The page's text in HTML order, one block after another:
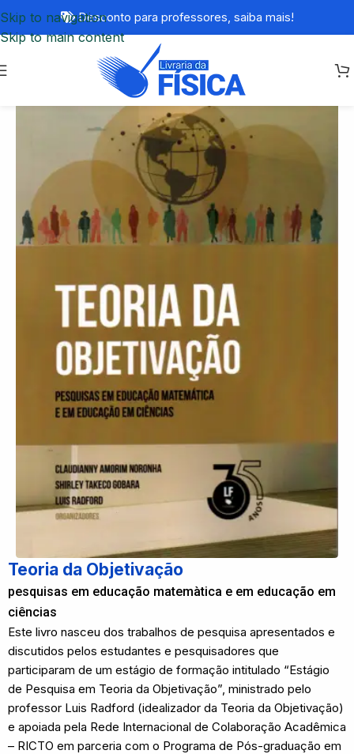
Skip to navigation
Skip to main content
Desconto para professores, saiba mais!
Teoria da Objetivação
pesquisas em educação matemàtica e em educação em
ciências
Este livro nasceu dos trabalhos de pesquisa apresentados e
discutidos pelos estudantes e pesquisadores que
participaram de um estágio de formação intitulado “Estágio
de Pesquisa em Teoria da Objetivação”, ministrado pelo
professor Luis Radford (idealizador da Teoria da Objetivação)
e apoiada pela Rede Internacional de Colaboração Acadêmica
– RICTO em parceria com o Programa de Pós-graduação em